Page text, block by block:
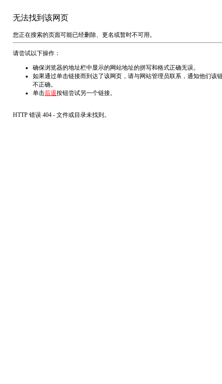
无法找到该网页
您正在搜索的页面可能已经删除、更名或暂时不可用。
请尝试以下操作：
确保浏览器的地址栏中显示的网站地址的拼写和格式正确无误。
如果通过单击链接而到达了该网页，请与网站管理员联系，通知他们该
不正确。
单击后退按钮尝试另一个链接。
HTTP 错误 404 - 文件或目录未找到。